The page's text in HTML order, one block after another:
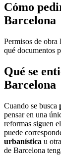
Cómo
Barcelona
Permisos de obra
qué documentos
Qué se
Barcelona
Cuando se busca
pensar en una
reformas siguen
puede
urbanística u
de Barcelona